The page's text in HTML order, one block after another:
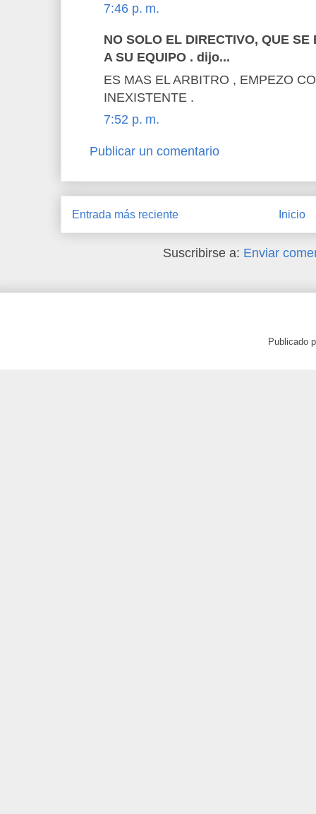
7:46 p. m.
NO SOLO EL DIRECTIVO, QUE SE
A SU EQUIPO . dijo...
ES MAS EL ARBITRO , EMPEZO
INEXISTENTE .
7:52 p. m.
Publicar un comentario
Entrada más reciente Inicio
Suscribirse a: Enviar
Publicado